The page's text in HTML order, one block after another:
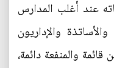
عند أغلب المدارس
والإداريون
والمنفعة دائمة،